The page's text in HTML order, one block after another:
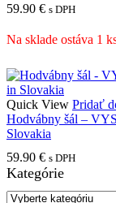
59.90 € s DPH
Na sklade ostáva 1
Quick View Pridať
Hodvábny šál –
Slovakia
59.90 € s DPH
Kategórie